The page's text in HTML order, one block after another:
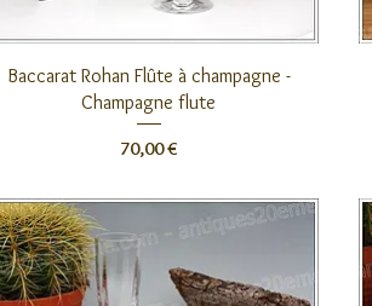
Aperçu rapide
Baccarat Rohan Flûte à champagne -
Champagne flute
Prix
70,00 €